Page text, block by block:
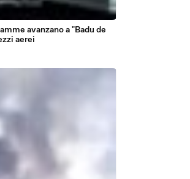
avanzano a "Badu de
aerei